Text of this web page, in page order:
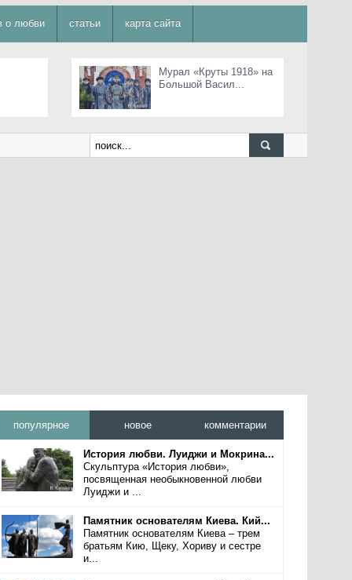
о любви статьи карта сайта
Мурал «Круты 1918» на
Большой Васил...
популярное новое комментарии
История любви. Луиджи и Мокрина...
Скульптура «История любви»,
посвященная необыкновенной любви
Луиджи и ...
Памятник основателям Киева. Кий...
Памятник основателям Киева – трем
братьям Кию, Щеку, Хориву и сестре
и...